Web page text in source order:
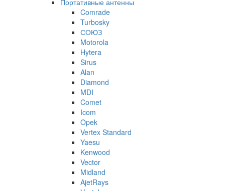
Comrade
Turbosky
СОЮЗ
Motorola
Hytera
Sirus
Alan
Diamond
MDI
Comet
Icom
Opek
Vertex Standard
Yaesu
Kenwood
Vector
Midland
AjetRays